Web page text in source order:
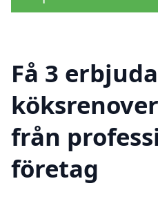
Få 3
från
företag